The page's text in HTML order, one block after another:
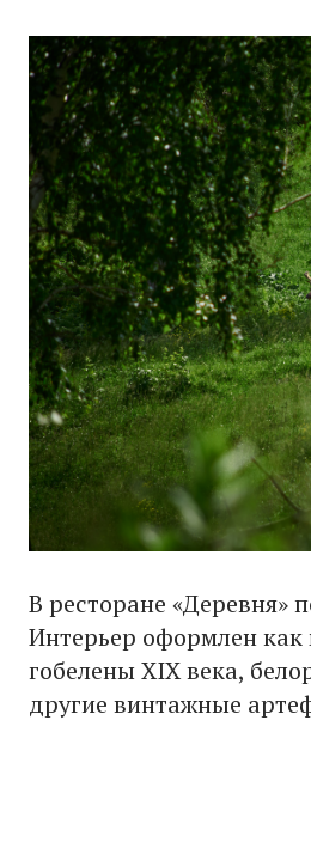
В ресторане «Деревня»
Интерьер оформлен как
гобелены XIX века,
другие винтажные